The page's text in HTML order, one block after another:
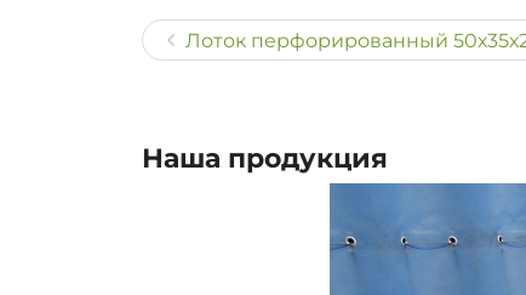
Лоток перфорированный
Наша продукция